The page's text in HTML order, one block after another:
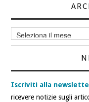
Archivi
articoli
Iscriviti alla
ricevere notizie sugli